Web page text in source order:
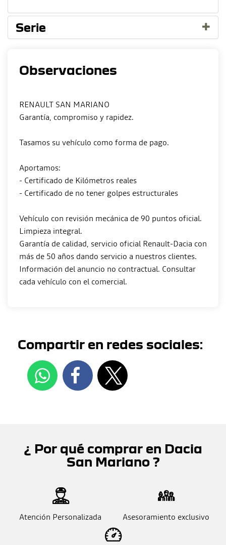
Serie
Observaciones
RENAULT SAN MARIANO
Garantía, compromiso y rapidez.
Tasamos su vehículo como forma de pago.
Aportamos:
- Certificado de Kilómetros reales
- Certificado de no tener golpes estructurales
Vehículo con revisión mecánica de 90 puntos oficial.
Limpieza integral.
Garantía de calidad, servicio oficial Renault-Dacia con
más de 50 años dando servicio a nuestros clientes.
Información del anuncio no contractual. Consultar
Compartir en redes sociales:
¿ Por qué comprar en Dacia
San Mariano ?
Atención Personalizada Asesoramiento exclusivo